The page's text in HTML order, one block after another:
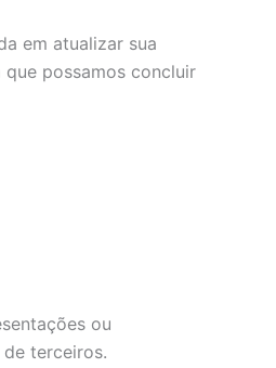
em atualizar sua
possamos concluir
ou
terceiros.